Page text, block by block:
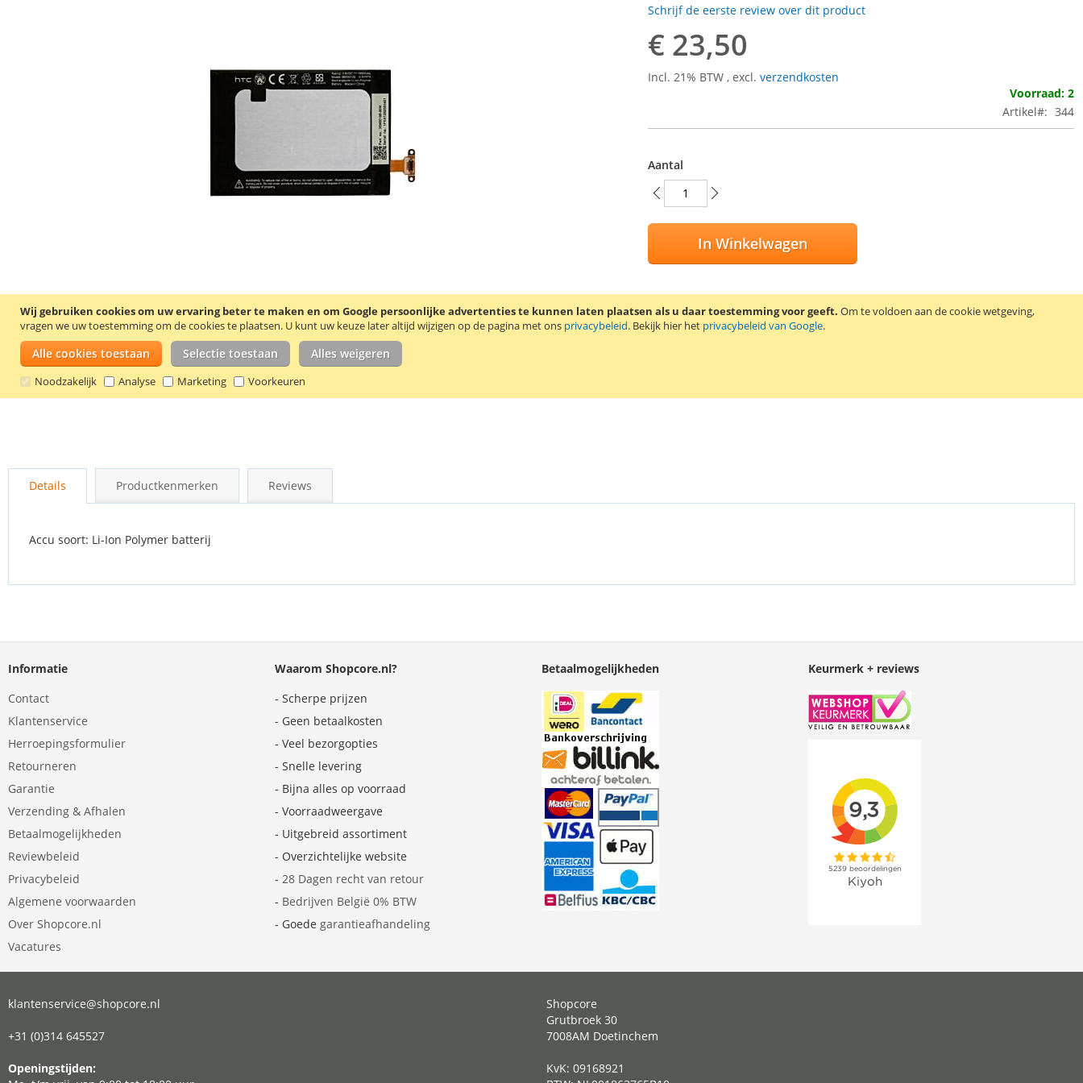
Wij gebruiken cookies om uw ervaring beter te maken en om Google persoonlijke advertenties te kunnen laten plaatsen als u daar toestemming voor geeft. Om te voldoen aan de cookie wetgeving,
vragen we uw toestemming om de cookies te plaatsen. U kunt uw keuze later altijd wijzigen op de pagina met ons privacybeleid. Bekijk hier het privacybeleid van Google.
Alle cookies toestaan Selectie toestaan Alles weigeren
Noodzakelijk Analyse Marketing Voorkeuren
naar
Schrijf de eerste review over dit product
€ 23,50
Incl. 21% BTW, excl.verzendkosten
Voorraad: 2
Artikel
344
Aantal
In Winkelwagen
VOEG TOE AAN VERLANGLIJST
Details Productkenmerken Reviews
Accu soort: Li-Ion Polymer batterij
Informatie
Contact
Klantenservice
Herroepingsformulier
Retourneren
Garantie
Verzending & Afhalen
Betaalmogelijkheden
Reviewbeleid
Privacybeleid
Algemene voorwaarden
Over Shopcore.nl
Vacatures
Waarom Shopcore.nl?
- Scherpe prijzen
- Geen betaalkosten
- Veel bezorgopties
- Snelle levering
- Bijna alles op voorraad
- Voorraadweergave
- Uitgebreid assortiment
- Overzichtelijke website
- 28 Dagen recht van retour
- Bedrijven België 0% BTW
- Goede garantieafhandeling
Betaalmogelijkheden Keurmerk + reviews
klantenservice@shopcore.nl
+31 (0)314 645527
Openingstijden:
Shopcore
Grutbroek 30
7008AM Doetinchem
KvK: 09168921